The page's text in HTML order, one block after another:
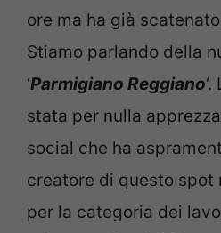
ore ma ha già
Stiamo parlando della
‘Parmigiano Reggiano
stata per nulla
social che ha
creatore di questo
per la categoria dei